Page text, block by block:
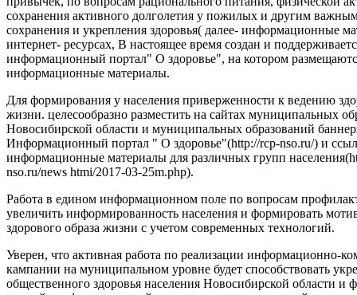
сохранения активного долголетия у пожилых и другим
сохранения и укрепления здоровья( далее- информационные
интернет- ресурсах, В настоящее время создан и
информационный портал" О здоровье", на котором
информационные материалы.
Для формирования у населения приверженности к ведению
жизни. целесообразно разместить на сайтах муниципальных
Новосибирской области и муниципальных образований
Информационный портал " О здоровье"(http://rcp-nso.ru/) и
информационные материалы для различных групп
nso.ru/news htmi/2017-03-25m.php).
Работа в едином информационном поле по вопросам
увеличить информированность населения и формировать
здорового образа жизни с учетом современных технологий.
Уверен, что активная работа по реализации информационно-
кампании на муниципальном уровне будет способствовать
общественного здоровья населения Новосибирской области и